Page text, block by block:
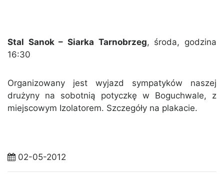
Stal Sanok – Siarka Tarnobrzeg, środa, godzina
16:30
Organizowany jest wyjazd sympatyków naszej
drużyny na sobotnią potyczkę w Boguchwale, z
miejscowym Izolatorem. Szczegóły na plakacie.
02-05-2012